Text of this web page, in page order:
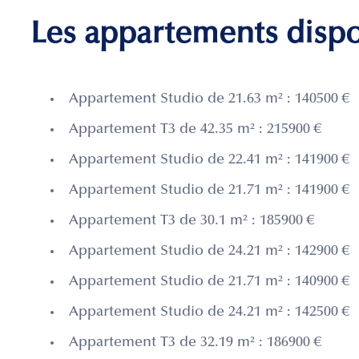
Les appartements
Appartement Studio de 21.63 m² : 140500 €
Appartement T3 de 42.35 m² : 215900 €
Appartement Studio de 22.41 m² : 141900 €
Appartement Studio de 21.71 m² : 141900 €
Appartement T3 de 30.1 m² : 185900 €
Appartement Studio de 24.21 m² : 142900 €
Appartement Studio de 21.71 m² : 140900 €
Appartement Studio de 24.21 m² : 142500 €
Appartement T3 de 32.19 m² : 186900 €